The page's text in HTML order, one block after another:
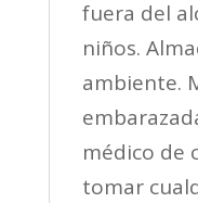
fuera del
niños.
ambiente.
médico de
tomar